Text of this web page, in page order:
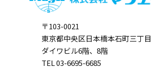
〒103-0021
東京都中央区日本橋本石町三丁
ダイワビル6階、8階
TEL 03-6695-6685